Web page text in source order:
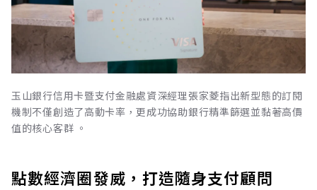
玉山銀行信用卡暨支付金融處資深經理張家菱指出新型態的訂閱
機制不僅創造了高動卡率，更成功協助銀行精準篩選並黏著高價
值的核心客群 。
點數經濟圈發威，打造隨身支付顧問